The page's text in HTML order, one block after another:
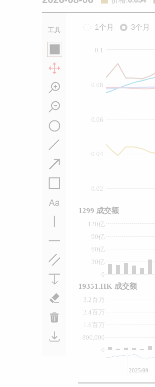
工具 1个月 3个月
0.1
0.02
0.04
0.06
0.08
0
30亿
60亿
90亿
120亿
0
800,000
1.6百万
2.4百万
3.2百万
2025/09
1299 成交额
19351.HK 成交额